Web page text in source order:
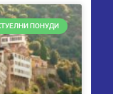
ПОНУДИ